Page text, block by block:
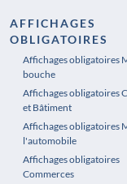
AFFICHAGES
OBLIGATOIRES
Affichages obligatoires
bouche
Affichages obligatoires
et Bâtiment
Affichages obligatoires
l'automobile
Affichages obligatoires
Commerces